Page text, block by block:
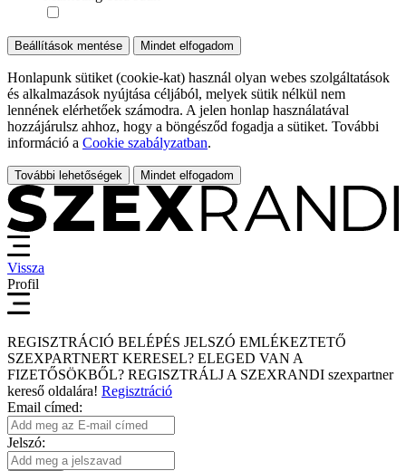
Beállítások mentése Mindet elfogadom
Honlapunk sütiket (cookie-kat) használ olyan webes szolgáltatások
és alkalmazások nyújtása céljából, melyek sütik nélkül nem
lennének elérhetőek számodra. A jelen honlap használatával
hozzájárulsz ahhoz, hogy a böngésződ fogadja a sütiket. További
információ a Cookie szabályzatban.
További lehetőségek Mindet elfogadom
Vissza
Profil
REGISZTRÁCIÓ BELÉPÉS JELSZÓ EMLÉKEZTETŐ
SZEXPARTNERT KERESEL? ELEGED VAN A
FIZETŐSÖKBŐL? REGISZTRÁLJ A SZEXRANDI szexpartner
kereső oldalára! Regisztráció
Email címed:
Jelszó: